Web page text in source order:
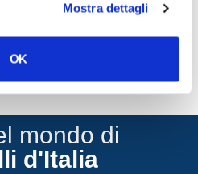
Mostra dettagli
OK
così da incidere anche sulle
regioni. La nostra speranza
di questo dicastero sia
mondo di
d'Italia